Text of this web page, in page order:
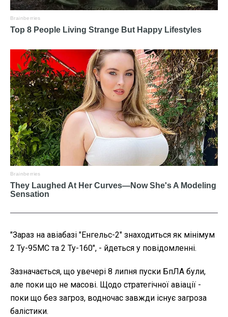
"Зараз на авіабазі "Енгельс-2" знаходиться як мінімум
2 Ту-95МС та 2 Ту-160", - йдеться у повідомленні.
Зазначається, що увечері 8 липня пуски БпЛА були,
але поки що не масові. Щодо стратегічної авіації -
поки що без загроз, водночас завжди існує загроза
балістики.